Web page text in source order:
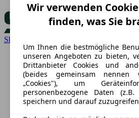
Skoda
Wir verwenden
finden, was Sie
Um Ihnen die bestmögliche
unseren Angeboten zu bieten,
Drittanbieter Cookies und
(beides gemeinsam nennen
„Cookies"), um
personenbezogene Daten
speichern und darauf